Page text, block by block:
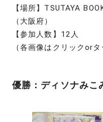
【場所】TSUTAYA
（大阪府）
【参加人数】12人
（各画像はクリックor
優勝：ディソナみこ